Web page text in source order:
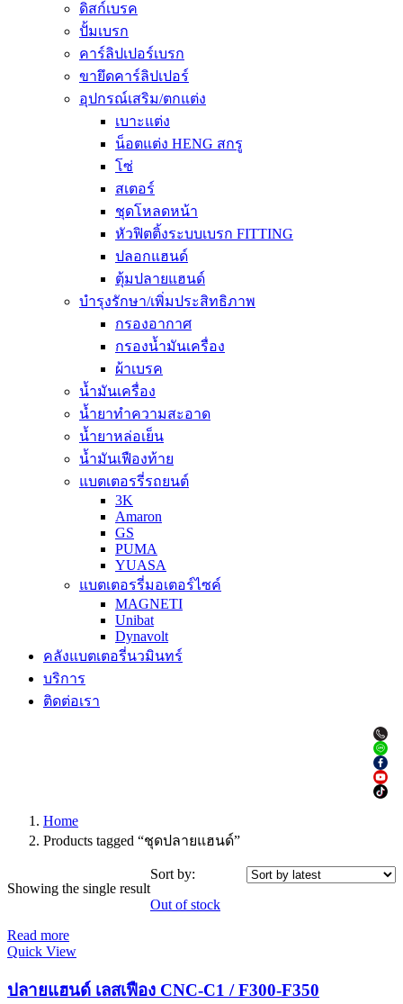
ดิสก์เบรค
ปั้มเบรก
คาร์ลิปเปอร์เบรก
ขายึดคาร์ลิปเปอร์
อุปกรณ์เสริม/ตกแต่ง
เบาะแต่ง
น็อตแต่ง HENG สกรู
โซ่
สเตอร์
ชุดโหลดหน้า
หัวฟิตติ้งระบบเบรก FITTING
ปลอกแฮนด์
ตุ้มปลายแฮนด์
บำรุงรักษา/เพิ่มประสิทธิภาพ
กรองอากาศ
กรองน้ำมันเครื่อง
ผ้าเบรค
น้ำมันเครื่อง
น้ำยาทำความสะอาด
น้ำยาหล่อเย็น
น้ำมันเฟืองท้าย
แบตเตอรรี่รถยนต์
3K
Amaron
GS
PUMA
YUASA
แบตเตอรรี่มอเตอร์ไซค์
MAGNETI
Unibat
Dynavolt
คลังแบตเตอรี่นวมินทร์
บริการ
ติดต่อเรา
Home
Products tagged “ชุดปลายแฮนด์”
Showing the single result
Sort by:
Out of stock
Read more
Quick View
ปลายแฮนด์ เลสเฟือง CNC-C1 / F300-F350